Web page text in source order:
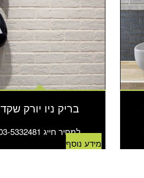
בריק ניו יורק שקד
למחיר חייג 03-5332481
מידע נוסף